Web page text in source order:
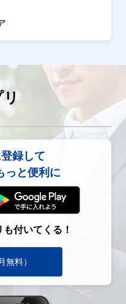
録して
っと便利に
付いてくる！
無料）